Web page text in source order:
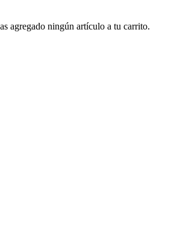
agregado ningún artículo a tu carrito.